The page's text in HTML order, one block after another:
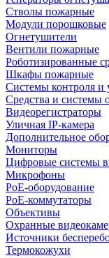
Стволы пожарные
Модули порошковые
Огнетушители
Вентили пожарные
Роботизированные
Шкафы пожарные
Системы контроля и
Средства и системы
Видеорегистраторы
Уличная IP-камера
Дополнительное
Мониторы
Цифровые системы
Микрофоны
PoE-оборудование
PoE-коммутаторы
Объективы
Охранные
Источники
Термокожухи